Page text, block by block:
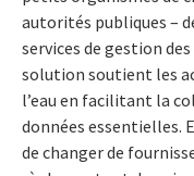
autorités publiques –
services de gestion
solution soutient les
l’eau en facilitant la
données essentielles.
de changer de